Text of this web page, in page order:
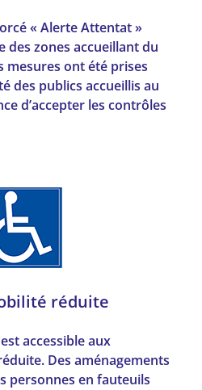
« Alerte Attentat »
des zones accueillant du
mesures ont été prises
des publics accueillis au
d’accepter les contrôles
réduite
accessible aux
Des aménagements
personnes en fauteuils